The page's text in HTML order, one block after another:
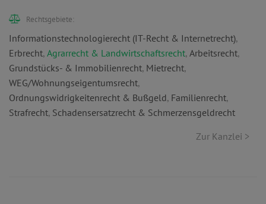
Rechtsgebiete:
Informationstechnologierecht (IT-Recht & Internetrecht),
Erbrecht, Agrarrecht & Landwirtschaftsrecht, Arbeitsrecht,
Grundstücks- & Immobilienrecht, Mietrecht,
WEG/Wohnungseigentumsrecht,
Ordnungswidrigkeitenrecht & Bußgeld, Familienrecht,
Strafrecht, Schadensersatzrecht & Schmerzensgeldrecht
Zur Kanzlei >